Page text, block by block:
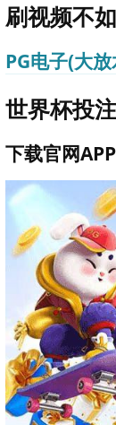
刷视频不
PG电子(大
世界杯投
下载官网APP